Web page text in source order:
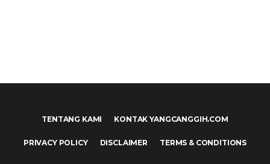
TENTANG KAMI KONTAK YANGCANGGIH.COM
PRIVACY POLICY DISCLAIMER TERMS & CONDITIONS